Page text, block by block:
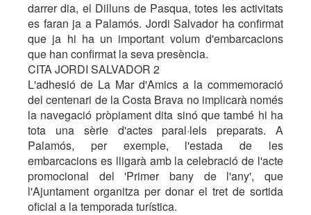
darrer dia, el Dilluns de Pasqua, totes les activitats
es faran ja a Palamós. Jordi Salvador ha confirmat
que ja hi ha un important volum d'embarcacions
que han confirmat la seva presència.
CITA JORDI SALVADOR 2
L'adhesió de La Mar d'Amics a la commemoració
del centenari de la Costa Brava no implicarà només
la navegació pròpiament dita sinó que també hi ha
tota una sèrie d'actes paral·lels preparats. A
Palamós, per exemple, l'estada de les
embarcacions es lligarà amb la celebració de l'acte
promocional del 'Primer bany de l'any', que
l'Ajuntament organitza per donar el tret de sortida
oficial a la temporada turística.